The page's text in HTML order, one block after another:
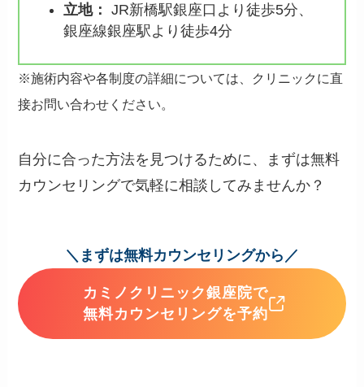
立地： JR新橋駅銀座口より徒歩5分、
銀座線銀座駅より徒歩4分
※施術内容や各制度の詳細については、クリニックに直
接お問い合わせください。
自分に合った方法を見つけるために、まずは無料
カウンセリングで気軽に相談してみませんか？
＼まずは無料カウンセリングから／
カミノクリニック銀座院で
無料カウンセリングを予約